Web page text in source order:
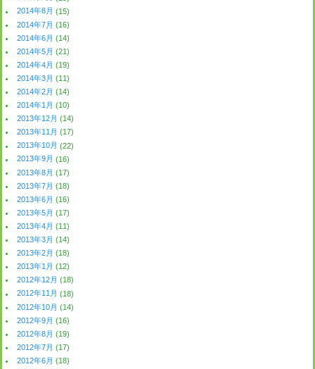
2014年8月 (15)
2014年7月 (16)
2014年6月 (14)
2014年5月 (21)
2014年4月 (19)
2014年3月 (11)
2014年2月 (14)
2014年1月 (10)
2013年12月 (14)
2013年11月 (17)
2013年10月 (22)
2013年9月 (16)
2013年8月 (17)
2013年7月 (18)
2013年6月 (16)
2013年5月 (17)
2013年4月 (11)
2013年3月 (14)
2013年2月 (18)
2013年1月 (12)
2012年12月 (18)
2012年11月 (18)
2012年10月 (14)
2012年9月 (16)
2012年8月 (19)
2012年7月 (17)
2012年6月 (18)